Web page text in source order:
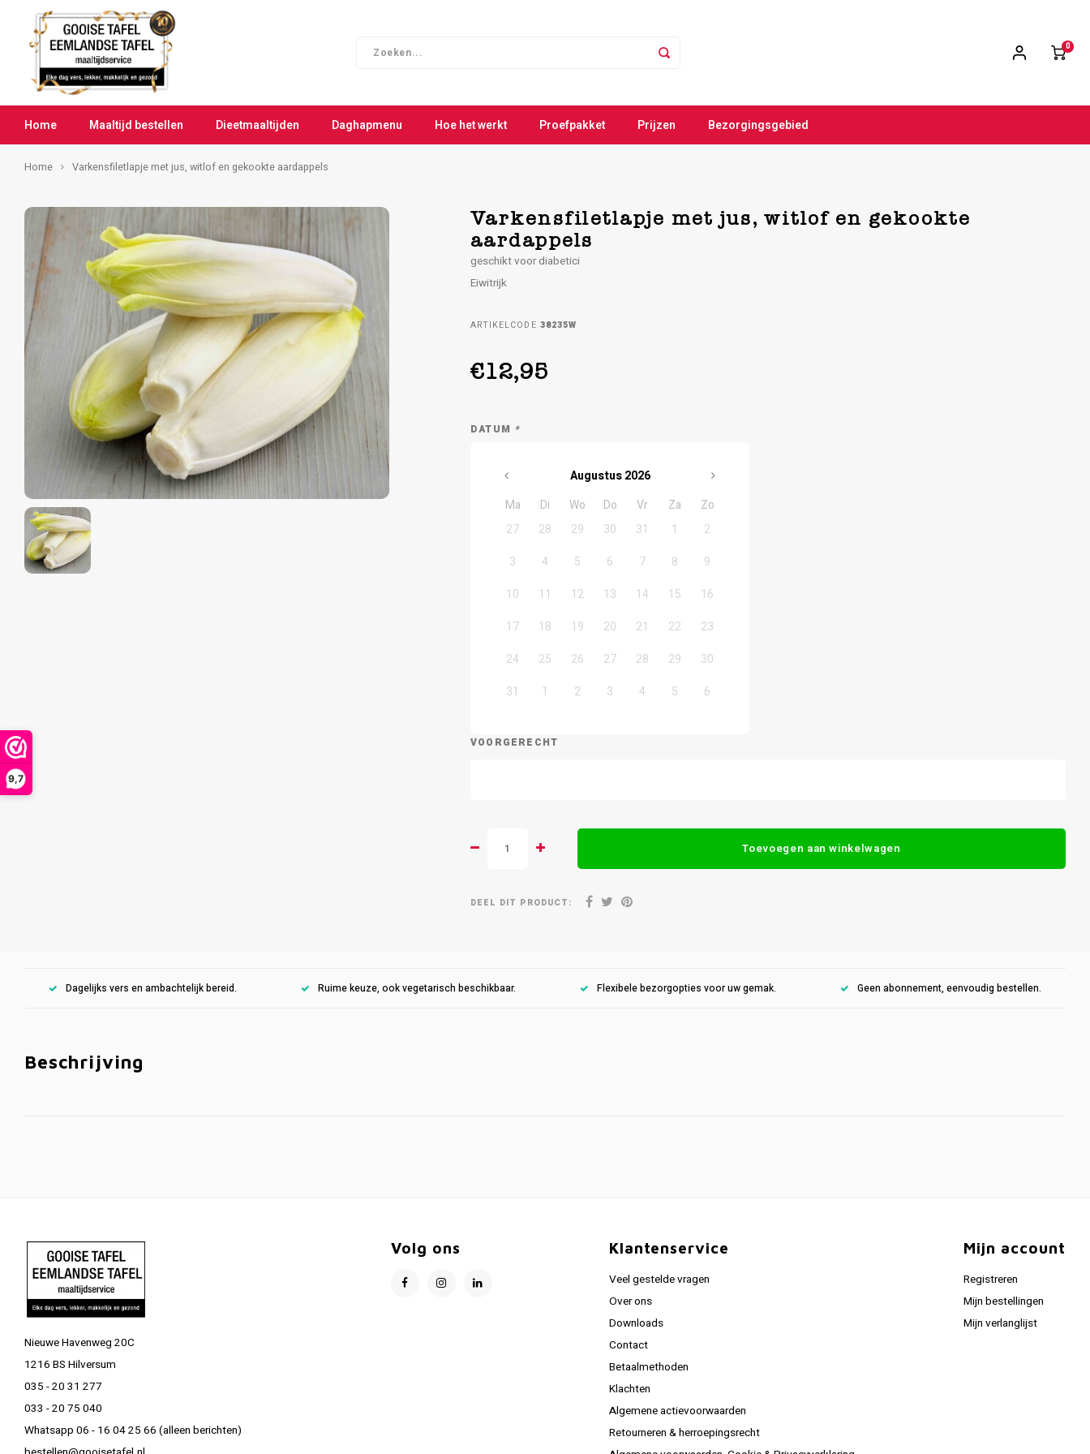
9,7
0
Home Maaltijd bestellen Dieetmaaltijden Daghapmenu Hoe het werkt Proefpakket Prijzen Bezorgingsgebied
Home Varkensfiletlapje met jus, witlof en gekookte aardappels
Varkensfiletlapje met jus, witlof en gekookte
aardappels
geschikt voor diabetici
Eiwitrijk
ARTIKELCODE 38235W
€12,95
DATUM *
Augustus 2026
Ma
Di Wo Do Vr Za
Zo
27
28 29 30 31 1
2
3
4 5 6 7 8
9
10
11 12 13 14 15
16
17
18 19 20 21 22
23
24
25 26 27 28 29
30
31
1 2 3 4 5 6
VOORGERECHT
Toevoegen aan winkelwagen
DEEL DIT PRODUCT:
Dagelijks vers en ambachtelijk bereid. Ruime keuze, ook vegetarisch beschikbaar. Flexibele bezorgopties voor uw gemak. Geen abonnement, eenvoudig bestellen.
Beschrijving
Nieuwe Havenweg 20C
1216 BS Hilversum
035 - 20 31 277
033 - 20 75 040
Whatsapp 06 - 16 04 25 66 (alleen berichten)
Volg ons Klantenservice
Veel gestelde vragen
Over ons
Downloads
Contact
Betaalmethoden
Klachten
Algemene actievoorwaarden
Retourneren & herroepingsrecht
Mijn account
Registreren
Mijn bestellingen
Mijn verlanglijst